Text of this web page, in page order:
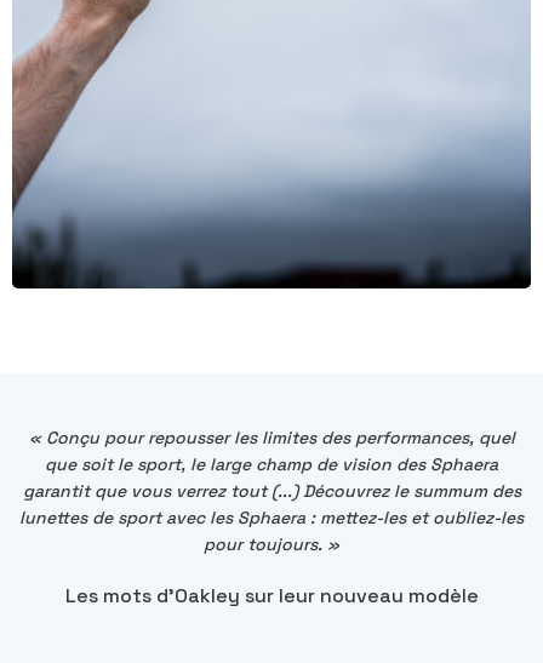
« Conçu pour repousser les limites des performances, quel
que soit le sport, le large champ de vision des Sphaera
garantit que vous verrez tout (...) Découvrez le summum des
lunettes de sport avec les Sphaera : mettez-les et oubliez-les
pour toujours. »
Les mots d'Oakley sur leur nouveau modèle